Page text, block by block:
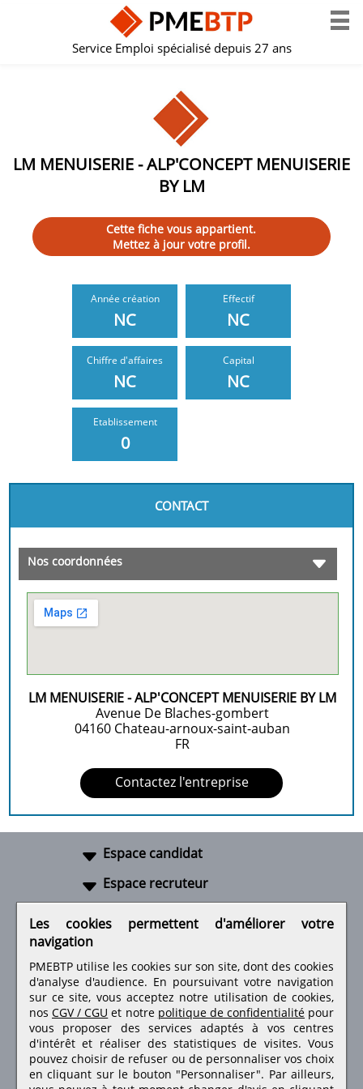
Service Emploi spécialisé depuis 27 ans
LM MENUISERIE - ALP'CONCEPT MENUISERIE
BY LM
Cette fiche vous appartient.
Mettez à jour votre profil.
Année création
NC
Effectif
NC
Chiffre d'affaires
NC
Capital
NC
Etablissement
0
CONTACT
Nos coordonnées
LM MENUISERIE - ALP'CONCEPT MENUISERIE BY LM
Avenue De Blaches-gombert
04160 Chateau-arnoux-saint-auban
FR
Contactez l'entreprise
Espace candidat
Espace recruteur
Retrouvez-nous sur les réseaux sociaux
Les cookies permettent d'améliorer votre
navigation
PMEBTP utilise les cookies sur son site, dont des cookies
d'analyse d'audience. En poursuivant votre navigation
sur ce site, vous acceptez notre utilisation de cookies,
nos CGV / CGU et notre politique de confidentialité pour
vous proposer des services adaptés à vos centres
d'intérêt et réaliser des statistiques de visites.Vous
pouvez choisir de refuser ou de personnaliser vos choix
en cliquant sur le bouton "Personnaliser". Par ailleurs,